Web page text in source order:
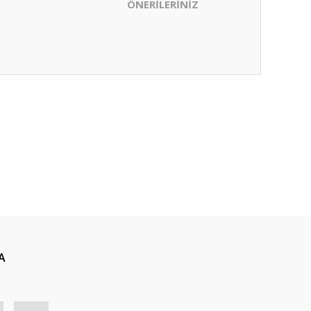
ÖNERİLERİNİZ